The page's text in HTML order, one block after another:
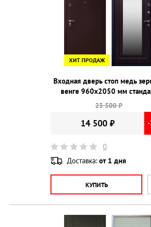
ХИТ ПРОДАЖ
Входная дверь стоп медь
венге 960х2050 мм
23 500 ₽
14 500 ₽
0
Доставка: от 1 дня
КУПИТЬ